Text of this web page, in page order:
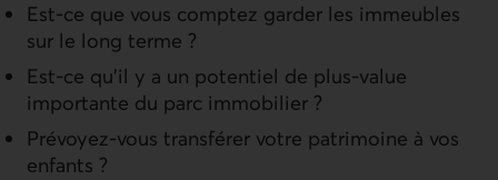
Est-ce que vous comptez garder les immeubles
sur le long terme ?
Est-ce qu’il y a un potentiel de plus-value
importante du parc immobilier ?
Prévoyez-vous transférer votre patrimoine à vos
enfants ?